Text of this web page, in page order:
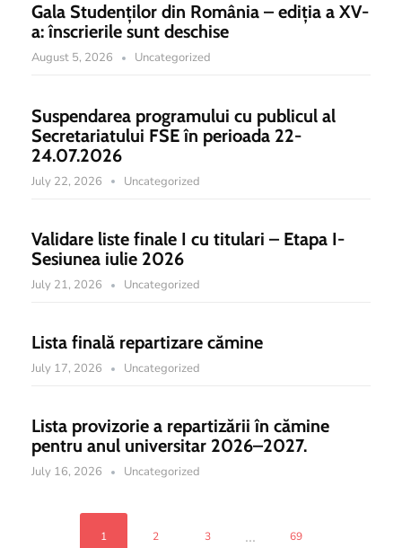
Gala Studenților din România – ediția a XV-
a: înscrierile sunt deschise
August 5, 2026 Uncategorized
Suspendarea programului cu publicul al
Secretariatului FSE în perioada 22-
24.07.2026
July 22, 2026 Uncategorized
Validare liste finale I cu titulari – Etapa I-
Sesiunea iulie 2026
July 21, 2026 Uncategorized
Lista finală repartizare cămine
July 17, 2026 Uncategorized
Lista provizorie a repartizării în cămine
pentru anul universitar 2026–2027.
July 16, 2026 Uncategorized
1 2 3 ... 69